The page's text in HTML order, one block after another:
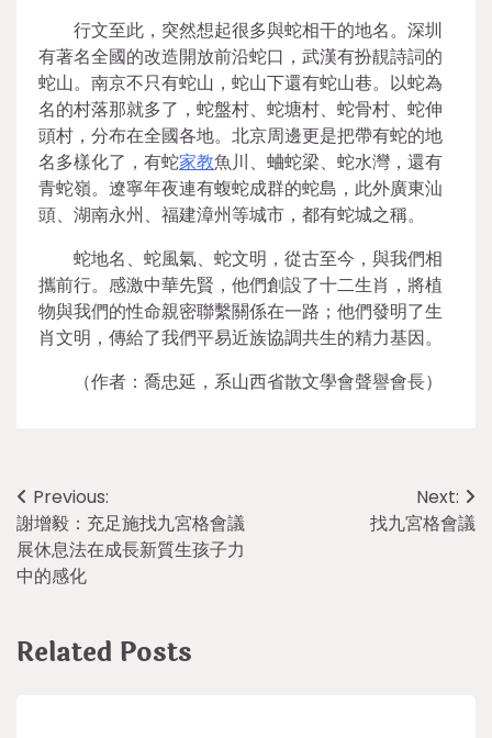
行文至此，突然想起很多與蛇相干的地名。深圳
有著名全國的改造開放前沿蛇口，武漢有扮靚詩詞的
蛇山。南京不只有蛇山，蛇山下還有蛇山巷。以蛇為
名的村落那就多了，蛇盤村、蛇塘村、蛇骨村、蛇伸
頭村，分布在全國各地。北京周邊更是把帶有蛇的地
名多樣化了，有蛇家教魚川、蛐蛇梁、蛇水灣，還有
青蛇嶺。遼寧年夜連有蝮蛇成群的蛇島，此外廣東汕
頭、湖南永州、福建漳州等城市，都有蛇城之稱。
蛇地名、蛇風氣、蛇文明，從古至今，與我們相
攜前行。感激中華先賢，他們創設了十二生肖，將植
物與我們的性命親密聯繫關係在一路；他們發明了生
肖文明，傳給了我們平易近族協調共生的精力基因。
（作者：喬忠延，系山西省散文學會聲譽會長）
Post
navigation
Previous:
謝增毅：充足施找九宮格會議
展休息法在成長新質生孩子力
中的感化
Next:
找九宮格會議
Related Posts